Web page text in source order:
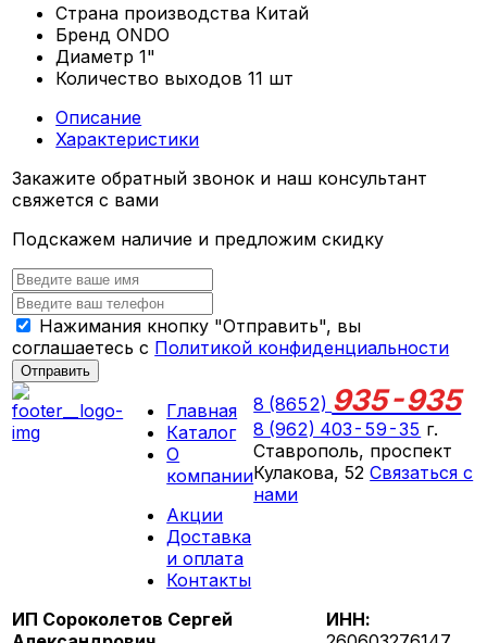
Страна производства Китай
Бренд ONDO
Диаметр 1"
Количество выходов 11 шт
Описание
Характеристики
Закажите обратный звонок и наш консультант
свяжется с вами
Подскажем наличие и предложим скидку
Нажимания кнопку "Отправить", вы
соглашаетесь с Политикой конфиденциальности
Отправить
Главная
Каталог
О
компании
Акции
Доставка
и оплата
Контакты
8 (8652) 935-935
8 (962) 403-59-35 г.
Ставрополь, проспект
Кулакова, 52Связаться с
нами
ИП Сороколетов Сергей
ИНН: